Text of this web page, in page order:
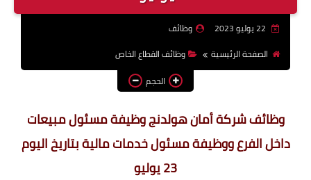
وظائف
الصفحة الرئيسية
وظائف القطاع الخاص
الحجم
وظائف شركة أمان هولدنج وظيفة مسئول مبيعات
داخل الفرع ووظيفة مسئول خدمات مالية بتاريخ اليوم
23 يوليو